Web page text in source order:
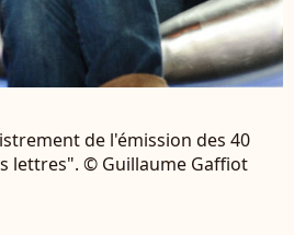
de l'émission des 40
lettres". © Guillaume Gaffiot